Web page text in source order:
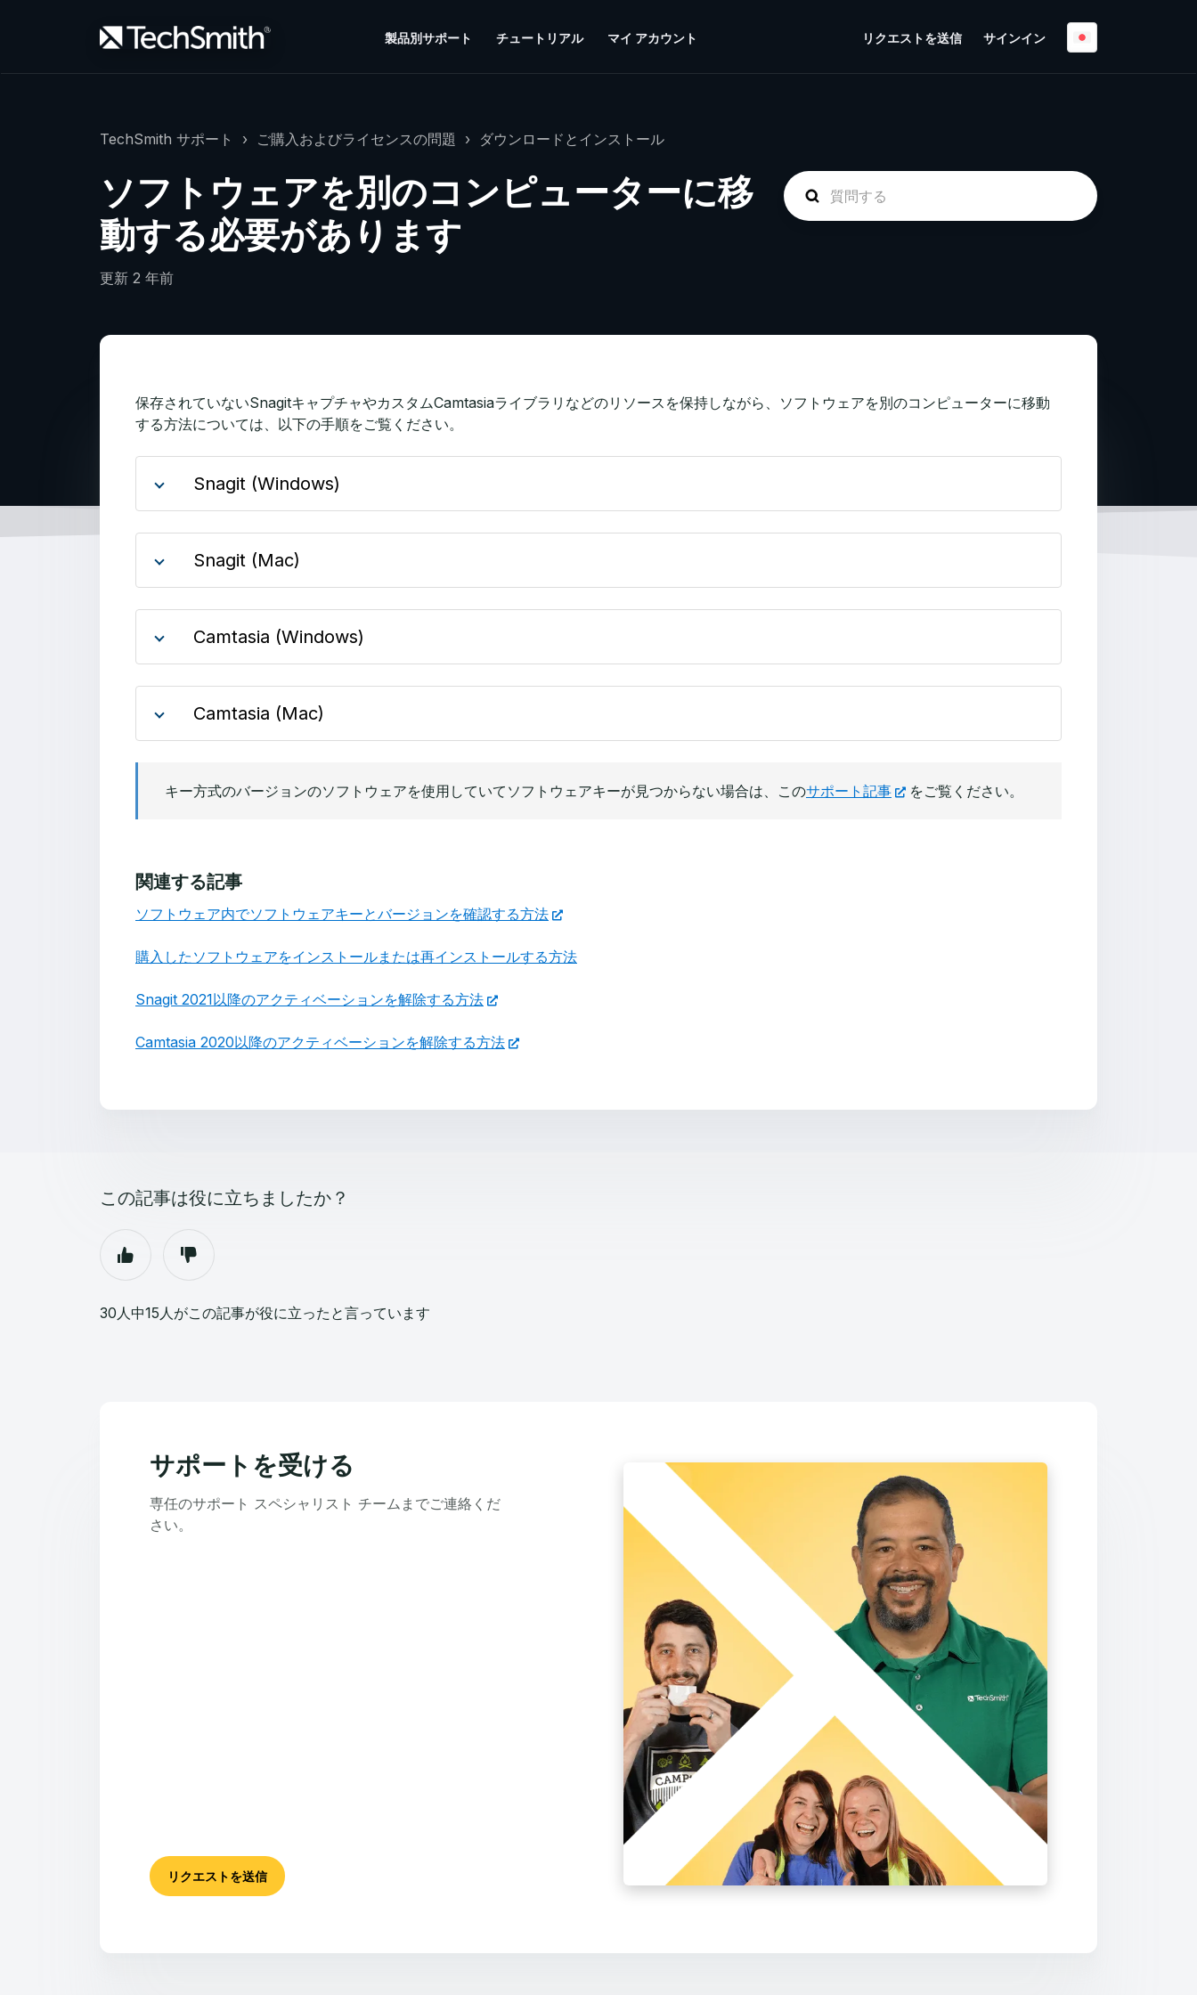
製品別サポート チュートリアル マイ アカウント リクエストを送信 サインイン
TechSmith サポート ご購入およびライセンスの問題 ダウンロードとインストール
ソフトウェアを別のコンピューターに移
動する必要があります
更新 2 年前
保存されていないSnagitキャプチャやカスタムCamtasiaライブラリなどのリソースを保持しながら、ソフトウェアを別のコンピューターに移動
する方法については、以下の手順をご覧ください。
Snagit (Windows)
Snagit (Mac)
Camtasia (Windows)
Camtasia (Mac)
キー方式のバージョンのソフトウェアを使用していてソフトウェアキーが見つからない場合は、このサポート記事 をご覧ください。
関連する記事
ソフトウェア内でソフトウェアキーとバージョンを確認する方法
購入したソフトウェアをインストールまたは再インストールする方法
Snagit 2021以降のアクティベーションを解除する方法
Camtasia 2020以降のアクティベーションを解除する方法
この記事は役に立ちましたか？
30人中15人がこの記事が役に立ったと言っています
サポートを受ける
専任のサポート スペシャリスト チームまでご連絡くだ
さい。
リクエストを送信